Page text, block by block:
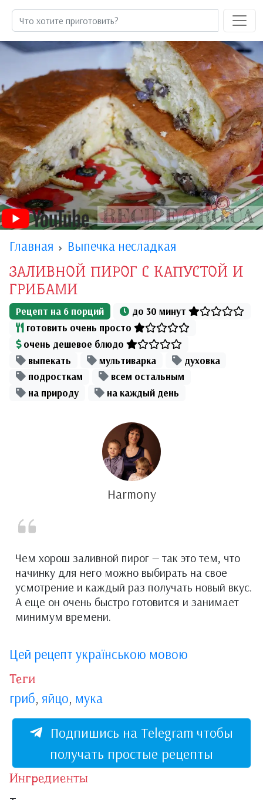
Главная Выпечка несладкая
ЗАЛИВНОЙ ПИРОГ С КАПУСТОЙ И
ГРИБАМИ
Рецепт на 6порций
до 30 минут
готовить очень просто
очень дешевое блюдо
выпекать
мультиварка
духовка
подросткам
всем остальным
на природу
на каждый день
Harmony
Чем хорош заливной пирог — так это тем, что
начинку для него можно выбирать на свое
усмотрение и каждый раз получать новый вкус.
А еще он очень быстро готовится и занимает
минимум времени.
Цей рецепт українською мовою
Теги
гриб, яйцо, мука
Подпишись на Telegram чтобы
получать простые рецепты
Ингредиенты